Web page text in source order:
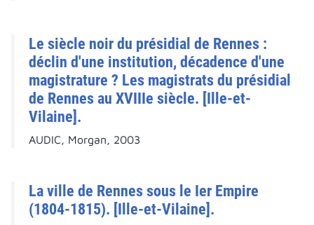
Le siècle noir du présidial de Rennes :
déclin d'une institution, décadence d'une
magistrature ? Les magistrats du présidial
de Rennes au XVIIIe siècle. [Ille-et-
Vilaine].
AUDIC, Morgan, 2003
La ville de Rennes sous le Ier Empire
(1804-1815). [Ille-et-Vilaine].